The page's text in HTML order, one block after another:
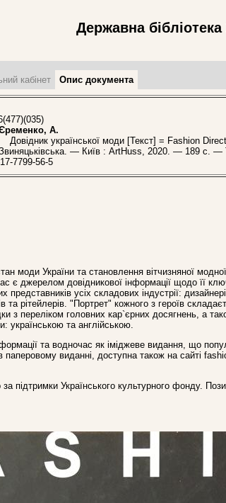
Державна
кабінет Опис документа
А.
Довідник української моди [Текст] = Fashion
— Київ : ArtHuss, 2020. — 189 с. —
7799-56-5
моди України та становлення вітчизняної
є джерелом довідникової інформації щодо її
усіх складових індустрії:
рітейлерів. "Портрет" кожного з героїв
з переліком головних кар`єрних досягнень, а
та англійською.
та водночас як іміджеве видання, що
виданні, доступна також на сайті
підтримки Українського культурного фонду.